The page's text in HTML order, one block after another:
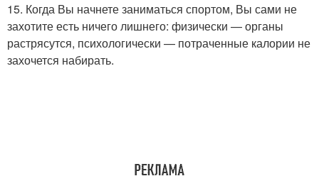
15. Когда Вы начнете заниматься спортом, Вы сами не
захотите есть ничего лишнего: физически — органы
растрясутся, психологически — потраченные калории не
захочется набирать.